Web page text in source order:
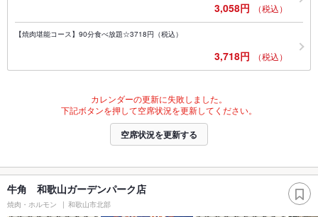
3,058円 （税込）
【焼肉堪能コース】90分食べ放題☆3718円（税込）
3,718円 （税込）
カレンダーの更新に失敗しました。
下記ボタンを押して空席状況を更新してください。
空席状況を更新する
牛角 和歌山ガーデンパーク店
焼肉・ホルモン 和歌山市北部